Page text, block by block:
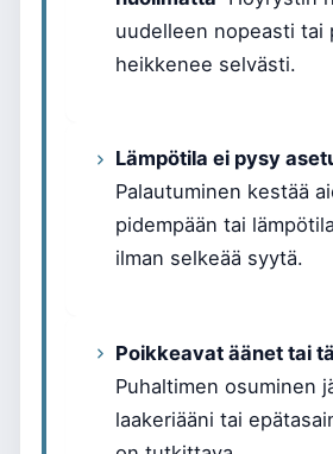
uudelleen nopeasti tai
heikkenee selvästi.
Lämpötila ei pysy
Palautuminen kestää
pidempään tai
ilman selkeää syytä.
Poikkeavat äänet tai
Puhaltimen osuminen
laakeriääni tai